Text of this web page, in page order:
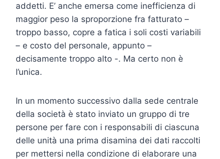
addetti. E’ anche emersa come inefficienza di
maggior peso la sproporzione fra fatturato –
troppo basso, copre a fatica i soli costi variabili
– e costo del personale, appunto –
decisamente troppo alto -. Ma certo non è
l’unica.
In un momento successivo dalla sede centrale
della società è stato inviato un gruppo di tre
persone per fare con i responsabili di ciascuna
delle unità una prima disamina dei dati raccolti
per mettersi nella condizione di elaborare una